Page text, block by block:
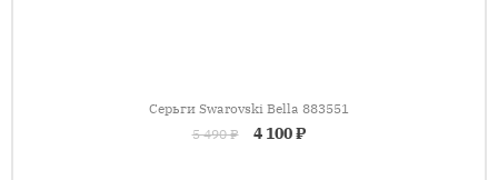
Серьги Swarovski Bella 883551
5 490 ₽
4 100 ₽